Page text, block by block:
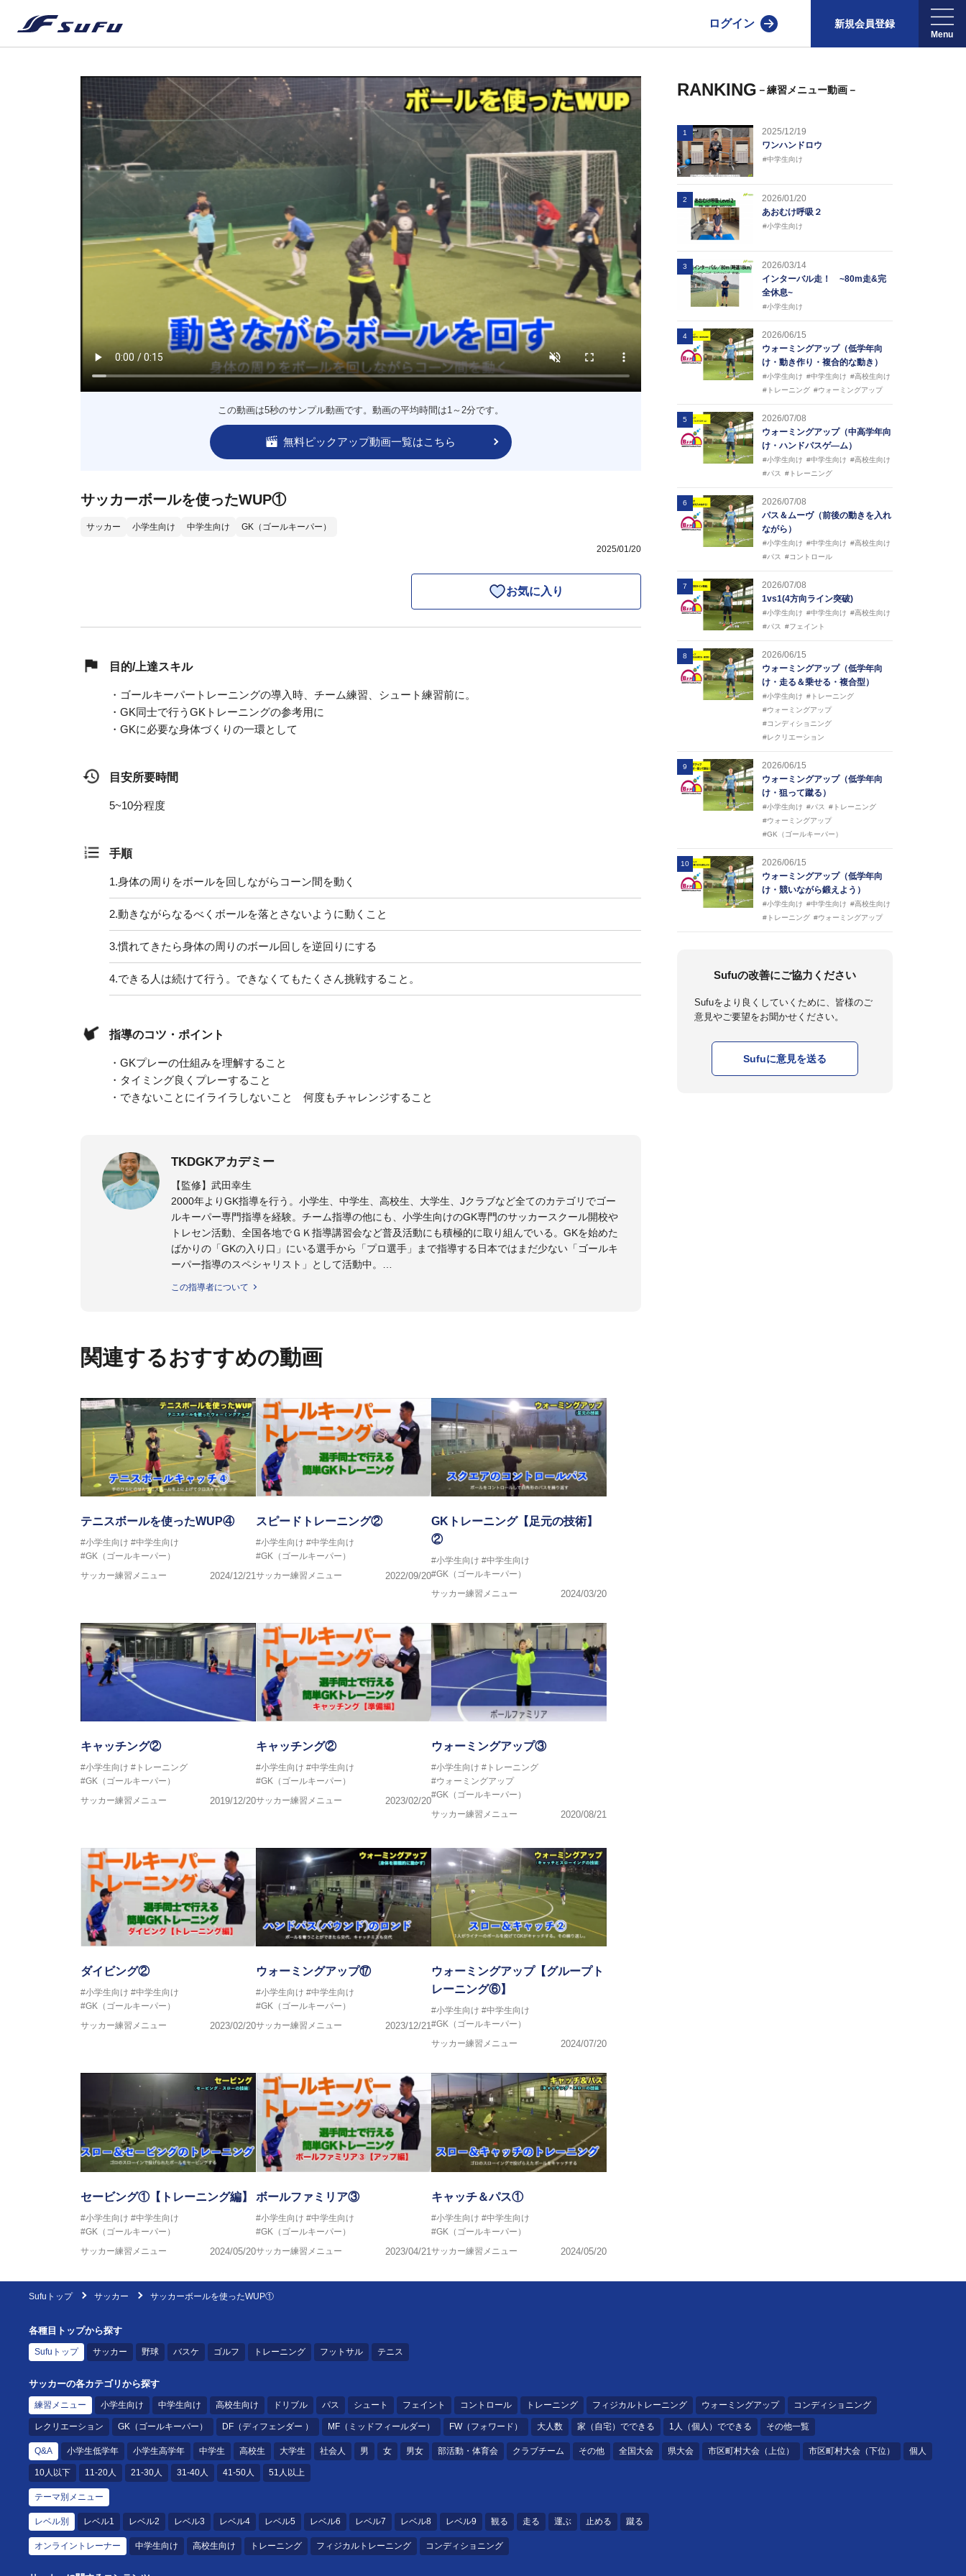
ログイン 新規会員登録
この動画は5秒のサンプル動画です。動画の平均時間は1～2分です。
無料ピックアップ動画一覧はこちら
サッカーボールを使ったWUP①
サッカー 小学生向け 中学生向け GK（ゴールキーパー）
2025/01/20
お気に入り
目的/上達スキル
・ゴールキーパートレーニングの導入時、チーム練習、シュート練習前に。
・GK同士で行うGKトレーニングの参考用に
・GKに必要な身体づくりの一環として
目安所要時間
5~10分程度
手順
1.身体の周りをボールを回しながらコーン間を動く
2.動きながらなるべくボールを落とさないように動くこと
3.慣れてきたら身体の周りのボール回しを逆回りにする
4.できる人は続けて行う。できなくてもたくさん挑戦すること。
指導のコツ・ポイント
・GKプレーの仕組みを理解すること
・タイミング良くプレーすること
・できないことにイライラしないこと 何度もチャレンジすること
TKDGKアカデミー
【監修】武田幸生
2000年よりGK指導を行う。小学生、中学生、高校生、大学生、Jクラブなど全てのカテゴリでゴー
ルキーパー専門指導を経験。チーム指導の他にも、小学生向けのGK専門のサッカースクール開校や
トレセン活動、全国各地でＧＫ指導講習会など普及活動にも積極的に取り組んでいる。GKを始めた
ばかりの「GKの入り口」にいる選手から「プロ選手」まで指導する日本ではまだ少ない「ゴールキ
ーパー指導のスペシャリスト」として活動中。
この指導者について
関連するおすすめの動画
テニスボールを使ったWUP④
#小学生向け #中学生向け
#GK（ゴールキーパー）
サッカー練習メニュー
2024/12/21
スピードトレーニング②
#小学生向け #中学生向け
#GK（ゴールキーパー）
サッカー練習メニュー
2022/09/20
GKトレーニング【足元の技術】
②
#小学生向け #中学生向け
#GK（ゴールキーパー）
サッカー練習メニュー
2024/03/20
キャッチング②
#小学生向け #トレーニング
#GK（ゴールキーパー）
サッカー練習メニュー
2019/12/20
キャッチング②
#小学生向け #中学生向け
#GK（ゴールキーパー）
サッカー練習メニュー
2023/02/20
ウォーミングアップ③
#小学生向け #トレーニング
#ウォーミングアップ
#GK（ゴールキーパー）
サッカー練習メニュー
2020/08/21
ダイビング②
#小学生向け #中学生向け
#GK（ゴールキーパー）
サッカー練習メニュー
2023/02/20
ウォーミングアップ⑰
#小学生向け #中学生向け
#GK（ゴールキーパー）
サッカー練習メニュー
2023/12/21
ウォーミングアップ【グループト
レーニング⑥】
#小学生向け #中学生向け
#GK（ゴールキーパー）
サッカー練習メニュー
2024/07/20
セービング①【トレーニング編】
#小学生向け #中学生向け
#GK（ゴールキーパー）
サッカー練習メニュー
2024/05/20
ボールファミリア③
#小学生向け #中学生向け
#GK（ゴールキーパー）
サッカー練習メニュー
2023/04/21
キャッチ＆パス①
#小学生向け #中学生向け
#GK（ゴールキーパー）
サッカー練習メニュー
2024/05/20
RANKING －練習メニュー動画－
1
2025/12/19
ワンハンドロウ
#中学生向け
2
2026/01/20
あおむけ呼吸２
#小学生向け
3
2026/03/14
インターバル走！ ~80m走&完
全休息~
#小学生向け
4
2026/06/15
ウォーミングアップ（低学年向
け・動き作り・複合的な動き）
#小学生向け #中学生向け #高校生向け
#トレーニング #ウォーミングアップ
5
2026/07/08
ウォーミングアップ（中高学年向
け・ハンドパスゲ―ム）
#小学生向け #中学生向け #高校生向け
#パス
#トレーニング
6
2026/07/08
パス＆ムーヴ（前後の動きを入れ
ながら）
#小学生向け #中学生向け #高校生向け
#パス
#コントロール
7
2026/07/08
1vs1(4方向ライン突破)
#小学生向け #中学生向け #高校生向け
#パス
#フェイント
8
2026/06/15
ウォーミングアップ（低学年向
け・走る＆乗せる・複合型）
#小学生向け #トレーニング
#ウォーミングアップ
#コンディショニング
#レクリエーション
9
2026/06/15
ウォーミングアップ（低学年向
け・狙って蹴る）
#小学生向け #パス
#トレーニング
#ウォーミングアップ
#GK（ゴールキーパー）
10
2026/06/15
ウォーミングアップ（低学年向
け・競いながら鍛えよう）
#小学生向け #中学生向け #高校生向け
#トレーニング #ウォーミングアップ
Sufuの改善にご協力ください
Sufuをより良くしていくために、皆様のご
意見やご要望をお聞かせください。
Sufuに意見を送る
Sufuトップ サッカー サッカーボールを使ったWUP①
各種目トップから探す
Sufuトップ サッカー 野球 バスケ ゴルフ トレーニング フットサル テニス
サッカーの各カテゴリから探す
練習メニュー 小学生向け 中学生向け 高校生向け ドリブル パス シュート フェイント コントロール トレーニング フィジカルトレーニング ウォーミングアップ コンディショニング
レクリエーション GK（ゴールキーパー） DF（ディフェンダー ） MF（ミッドフィールダー） FW（フォワード） 大人数 家（自宅）でできる 1人（個人）でできる その他一覧
Q&A 小学生低学年 小学生高学年 中学生 高校生 大学生 社会人 男 女 男女 部活動・体育会 クラブチーム その他 全国大会 県大会 市区町村大会（上位） 市区町村大会（下位） 個人
10人以下 11-20人 21-30人 31-40人 41-50人 51人以上
テーマ別メニュー
レベル別 レベル1 レベル2 レベル3 レベル4 レベル5 レベル6 レベル7 レベル8 レベル9 観る 走る 運ぶ 止める 蹴る
オンライントレーナー 中学生向け 高校生向け トレーニング フィジカルトレーニング コンディショニング